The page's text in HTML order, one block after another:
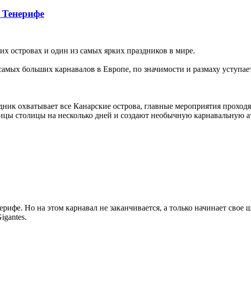
островах и один из самых ярких праздников в мире.
больших карнавалов в Европе, по значимости и размаху
охватывает все Канарские острова, главные мероприятия
столицы на несколько дней и создают необычную карнавальную
Но на этом карнавал не заканчивается, а только начинает свое